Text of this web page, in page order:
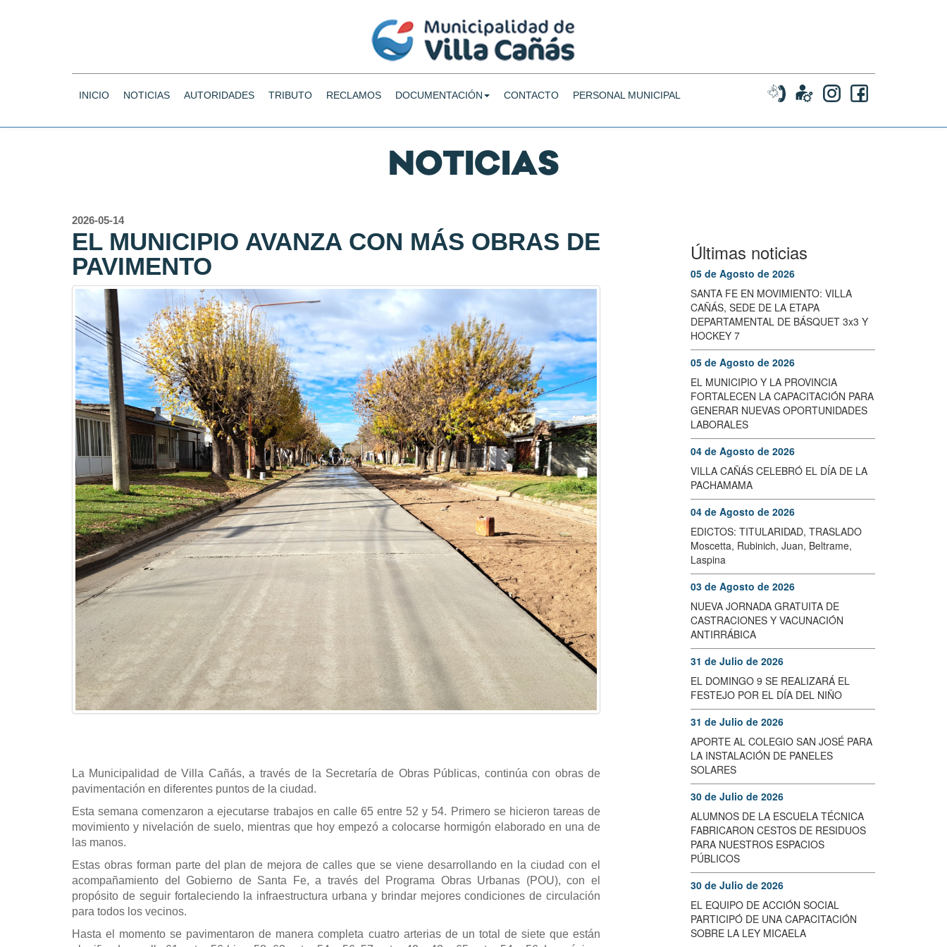
INICIO NOTICIAS AUTORIDADES TRIBUTO RECLAMOS DOCUMENTACIÓN CONTACTO PERSONAL MUNICIPAL
NOTICIAS
2026-05-14
EL MUNICIPIO AVANZA CON MÁS OBRAS DE
PAVIMENTO
La Municipalidad de Villa Cañás, a través de la Secretaría de Obras Públicas, continúa con obras de
pavimentación en diferentes puntos de la ciudad.
Esta semana comenzaron a ejecutarse trabajos en calle 65 entre 52 y 54. Primero se hicieron tareas de
movimiento y nivelación de suelo, mientras que hoy empezó a colocarse hormigón elaborado en una de
las manos.
Estas obras forman parte del plan de mejora de calles que se viene desarrollando en la ciudad con el
acompañamiento del Gobierno de Santa Fe, a través del Programa Obras Urbanas (POU), con el
propósito de seguir fortaleciendo la infraestructura urbana y brindar mejores condiciones de circulación
para todos los vecinos.
Hasta el momento se pavimentaron de manera completa cuatro arterias de un total de siete que están
Últimas noticias
05 de Agosto de 2026
SANTA FE EN MOVIMIENTO: VILLA
CAÑÁS, SEDE DE LA ETAPA
DEPARTAMENTAL DE BÁSQUET 3x3 Y
HOCKEY 7
05 de Agosto de 2026
EL MUNICIPIO Y LA PROVINCIA
FORTALECEN LA CAPACITACIÓN PARA
GENERAR NUEVAS OPORTUNIDADES
LABORALES
04 de Agosto de 2026
VILLA CAÑÁS CELEBRÓ EL DÍA DE LA
PACHAMAMA
04 de Agosto de 2026
EDICTOS: TITULARIDAD, TRASLADO
Moscetta, Rubinich, Juan, Beltrame,
Laspina
03 de Agosto de 2026
NUEVA JORNADA GRATUITA DE
CASTRACIONES Y VACUNACIÓN
ANTIRRÁBICA
31 de Julio de 2026
EL DOMINGO 9 SE REALIZARÁ EL
FESTEJO POR EL DÍA DEL NIÑO
31 de Julio de 2026
APORTE AL COLEGIO SAN JOSÉ PARA
LA INSTALACIÓN DE PANELES
SOLARES
30 de Julio de 2026
ALUMNOS DE LA ESCUELA TÉCNICA
FABRICARON CESTOS DE RESIDUOS
PARA NUESTROS ESPACIOS
PÚBLICOS
30 de Julio de 2026
EL EQUIPO DE ACCIÓN SOCIAL
PARTICIPÓ DE UNA CAPACITACIÓN
SOBRE LA LEY MICAELA